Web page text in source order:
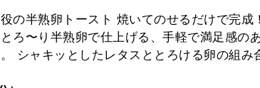
の半熟卵トースト 焼いてのせるだけで完成
ろ〜り半熟卵で仕上げる、手軽で満足感の
シャキッとしたレタスととろける卵の組み